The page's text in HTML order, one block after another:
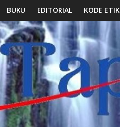
BUKU EDITORIAL KODE ETIK